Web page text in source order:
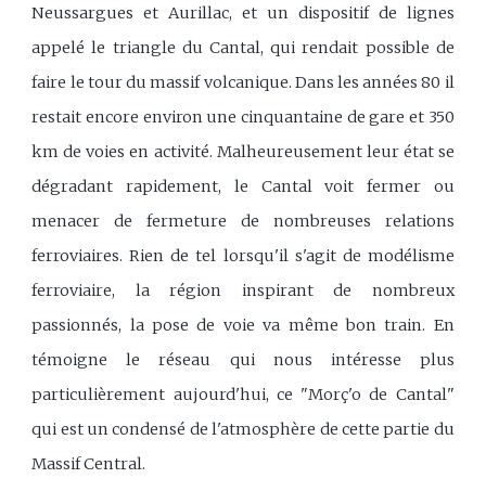
Neussargues et Aurillac, et un dispositif de lignes
appelé le triangle du Cantal, qui rendait possible de
faire le tour du massif volcanique. Dans les années 80 il
restait encore environ une cinquantaine de gare et 350
km de voies en activité. Malheureusement leur état se
dégradant rapidement, le Cantal voit fermer ou
menacer de fermeture de nombreuses relations
ferroviaires. Rien de tel lorsqu'il s'agit de modélisme
ferroviaire, la région inspirant de nombreux
passionnés, la pose de voie va même bon train. En
témoigne le réseau qui nous intéresse plus
particulièrement aujourd'hui, ce "Morç'o de Cantal"
qui est un condensé de l'atmosphère de cette partie du
Massif Central.